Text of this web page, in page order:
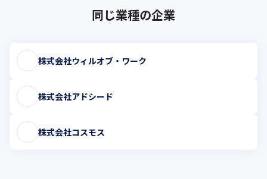
同じ業種の企業
株式会社ウィルオブ・ワーク
株式会社アドシード
株式会社コスモス